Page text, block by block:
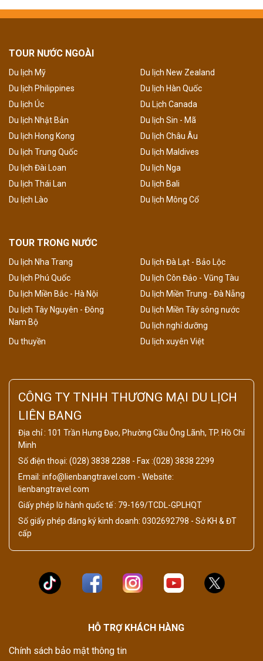
TOUR NƯỚC NGOÀI
Du lịch Mỹ
Du lịch New Zealand
Du lịch Philippines
Du lịch Hàn Quốc
Du lịch Úc
Du Lịch Canada
Du lịch Nhật Bản
Du lịch Sin - Mã
Du lịch Hong Kong
Du lịch Châu Âu
Du lịch Trung Quốc
Du lịch Maldives
Du lịch Đài Loan
Du lịch Nga
Du lịch Thái Lan
Du lịch Bali
Du lịch Lào
Du lịch Mông Cổ
TOUR TRONG NƯỚC
Du lịch Nha Trang
Du lịch Đà Lạt - Bảo Lộc
Du lịch Phú Quốc
Du lịch Côn Đảo - Vũng Tàu
Du lịch Miền Bắc - Hà Nội
Du lịch Miền Trung - Đà Nẵng
Du lịch Tây Nguyên - Đông
Nam Bộ
Du lịch Miền Tây sông nước
Du lịch nghỉ dưỡng
Du thuyền
Du lịch xuyên Việt
CÔNG TY TNHH THƯƠNG MẠI DU LỊCH
LIÊN BANG
Địa chỉ : 101 Trần Hưng Đạo, Phường Cầu Ông Lãnh, TP. Hồ Chí
Minh
Số điện thoại: (028) 3838 2288 - Fax :(028) 3838 2299
Email: info@lienbangtravel.com - Website:
lienbangtravel.com
Giấy phép lữ hành quốc tế : 79-169/TCDL-GPLHQT
Số giấy phép đăng ký kinh doanh: 0302692798 - Sở KH & ĐT
cấp
HỖ TRỢ KHÁCH HÀNG
Chính sách bảo mật thông tin